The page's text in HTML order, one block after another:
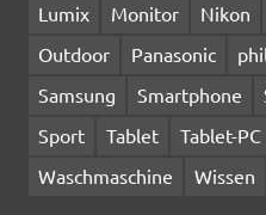
Lumix
Monitor Nikon
Outdoor
Panasonic
Samsung
Smartphone
Sport
Tablet Tablet-PC
Waschmaschine
Wissen